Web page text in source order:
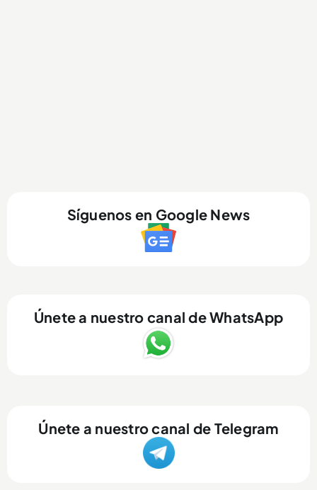
Síguenos en Google News
Únete a nuestro canal de WhatsApp
Únete a nuestro canal de Telegram